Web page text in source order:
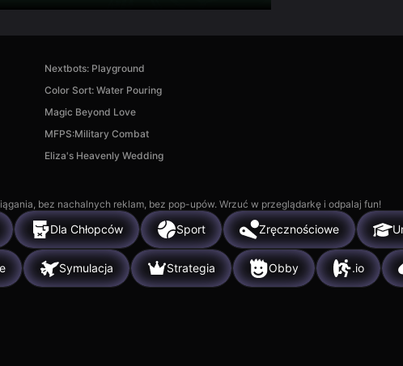
Nextbots: Playground
Color Sort: Water Pouring
Magic Beyond Love
MFPS:Military Combat
Eliza's Heavenly Wedding
bez nachalnych reklam, bez pop-upów. Wrzuć w przeglądarkę i odpalaj fun!
Dla Chłopców Sport Zręcznościowe
Symulacja Strategia Obby .io